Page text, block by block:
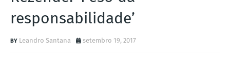
responsabilidade’
Leandro Santana setembro 19, 2017